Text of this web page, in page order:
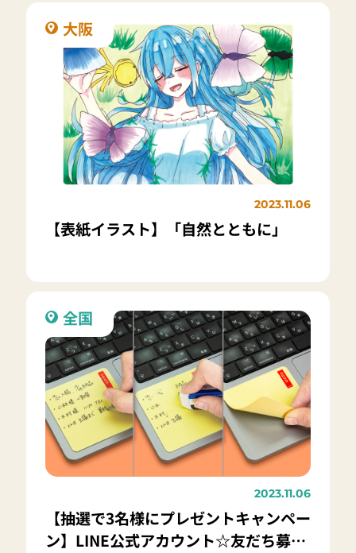
大阪
2023.11.06
【表紙イラスト】「自然とともに」
全国
2023.11.06
【抽選で3名様にプレゼントキャンペー
ン】LINE公式アカウント☆友だち募集